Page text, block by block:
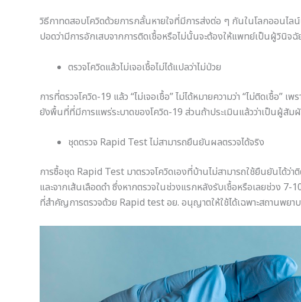
วิธีกาทดสอบโควิดด้วยการกลั้นหายใจที่มีการส่งต่อ ๆ กันในโลกออนไล
ปอดว่ามีการอักเสบจากการติดเชื้อหรือไม่นั้นจะต้องให้แพทย์เป็นผู้วินิจ
ตรวจโควิดแล้วไม่เจอเชื้อไม่ได้แปลว่าไม่ป่วย
การที่ตรวจโควิด-19 แล้ว “ไม่เจอเชื้อ” ไม่ได้หมายความว่า “ไม่ติดเชื้อ”
ยังพื้นที่ที่มีการแพร่ระบาดของโควิด-19 ส่วนถ้าประเมินแล้วว่าเป็นผู้สัม
ชุดตรวจ Rapid Test ไม่สามารถยืนยันผลตรวจได้จริง
การซื้อชุด Rapid Test มาตรวจโควิดเองที่บ้านไม่สามารถใช้ยืนยันได้ว่
และจากเส้นเลือดดำ ซึ่งหากตรวจในช่วงแรกหลังรับเชื้อหรือเลยช่วง
ที่สำคัญการตรวจด้วย Rapid test อย. อนุญาตให้ใช้ได้เฉพาะสถานพยา